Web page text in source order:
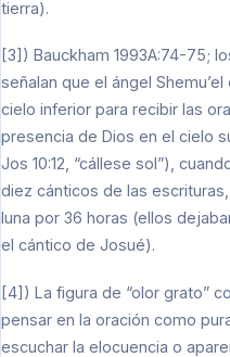
tierra).
[3]) Bauckham 1993A:74-75;
señalan que el ángel
cielo inferior para recibir las
presencia de Dios en el cielo
Jos 10:12, “cállese sol”),
diez cánticos de las
luna por 36 horas (ellos
el cántico de Josué).
[4]) La figura de “olor grato”
pensar en la oración como
escuchar la elocuencia o